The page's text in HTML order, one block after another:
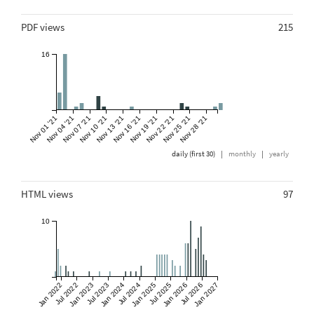
PDF views 215
Nov 01 '21Nov 04 '21Nov 07 '21Nov 10 '21Nov 13 '21Nov 16 '21Nov 19 '21Nov 22 '21Nov 25 '21Nov 28 '21
16
daily (first 30) | monthly | yearly
HTML views 97
Jan 2022Jul 2022Jan 2023Jul 2023Jan 2024Jul 2024Jan 2025Jul 2025Jan 2026Jul 2026Jan 2027
10